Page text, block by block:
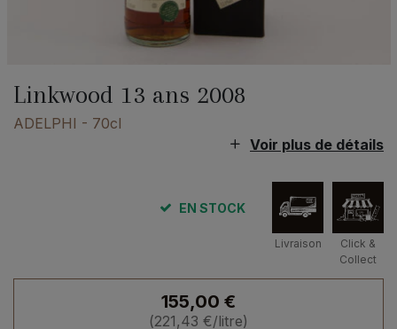
Linkwood 13 ans 2008
ADELPHI - 70cl
Voir plus de détails
EN STOCK
Livraison
Click &
Collect
155,00 €
(221,43 €/litre)